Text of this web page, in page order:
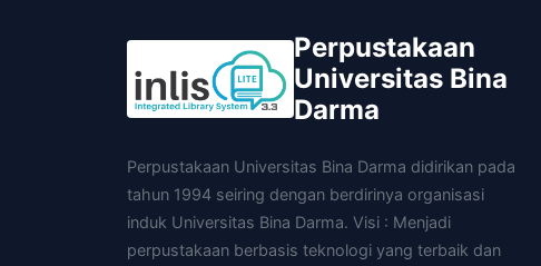
Perpustakaan
Universitas Bina
Darma
Perpustakaan Universitas Bina Darma didirikan pada
tahun 1994 seiring dengan berdirinya organisasi
induk Universitas Bina Darma. Visi : Menjadi
perpustakaan berbasis teknologi yang terbaik dan